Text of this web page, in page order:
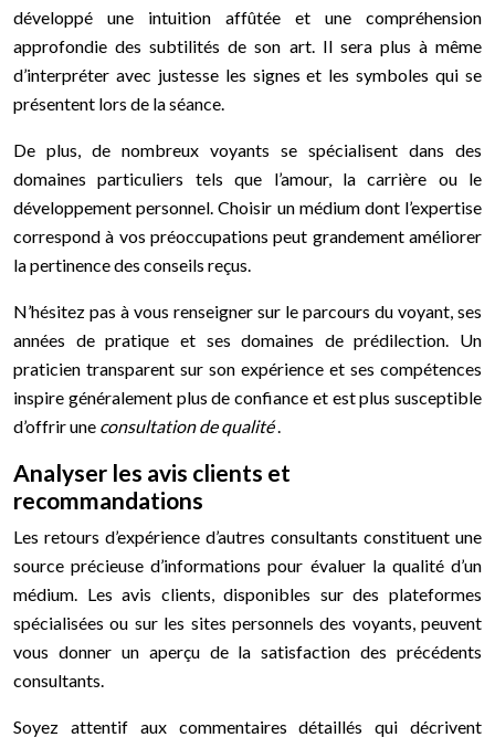
développé une intuition affûtée et une compréhension
approfondie des subtilités de son art. Il sera plus à même
d’interpréter avec justesse les signes et les symboles qui se
présentent lors de la séance.
De plus, de nombreux voyants se spécialisent dans des
domaines particuliers tels que l’amour, la carrière ou le
développement personnel. Choisir un médium dont l’expertise
correspond à vos préoccupations peut grandement améliorer
la pertinence des conseils reçus.
N’hésitez pas à vous renseigner sur le parcours du voyant, ses
années de pratique et ses domaines de prédilection. Un
praticien transparent sur son expérience et ses compétences
inspire généralement plus de confiance et est plus susceptible
d’offrir une consultation de qualité.
Analyser les avis clients et
recommandations
Les retours d’expérience d’autres consultants constituent une
source précieuse d’informations pour évaluer la qualité d’un
médium. Les avis clients, disponibles sur des plateformes
spécialisées ou sur les sites personnels des voyants, peuvent
vous donner un aperçu de la satisfaction des précédents
consultants.
Soyez attentif aux commentaires détaillés qui décrivent